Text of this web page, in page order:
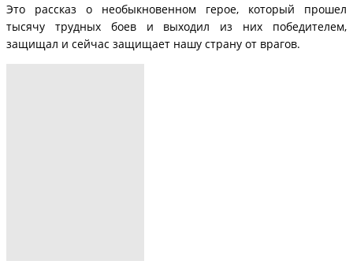
Это рассказ о необыкновенном герое, который прошел
тысячу трудных боев и выходил из них победителем,
защищал и сейчас защищает нашу страну от врагов.